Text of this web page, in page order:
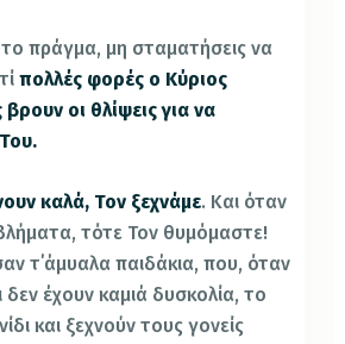
πράγμα, μη σταματήσεις να
πολλές φορές ο Κύριος
οι θλίψεις για να
καλά, Τον ξεχνάμε. Και όταν
τότε Τον θυμόμαστε!
τ΄άμυαλα παιδάκια, που, όταν
δεν έχουν καμιά δυσκολία, το
και ξεχνούν τους γονείς